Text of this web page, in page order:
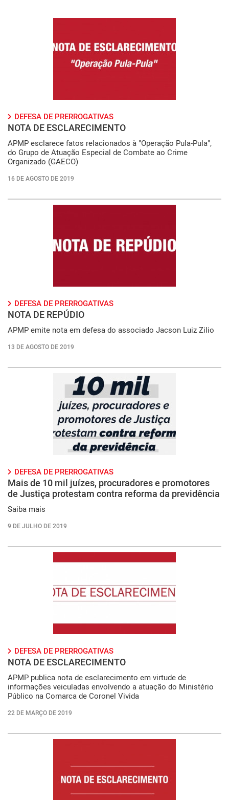
DEFESA DE PRERROGATIVAS
NOTA DE ESCLARECIMENTO
APMP esclarece fatos relacionados à "Operação Pula-Pula",
do Grupo de Atuação Especial de Combate ao Crime
Organizado (GAECO)
16 DE AGOSTO DE 2019
DEFESA DE PRERROGATIVAS
NOTA DE REPÚDIO
APMP emite nota em defesa do associado Jacson Luiz Zilio
13 DE AGOSTO DE 2019
DEFESA DE PRERROGATIVAS
Mais de 10 mil juízes, procuradores e promotores
de Justiça protestam contra reforma da previdência
Saiba mais
9 DE JULHO DE 2019
DEFESA DE PRERROGATIVAS
NOTA DE ESCLARECIMENTO
APMP publica nota de esclarecimento em virtude de
informações veiculadas envolvendo a atuação do Ministério
Público na Comarca de Coronel Vivida
22 DE MARÇO DE 2019